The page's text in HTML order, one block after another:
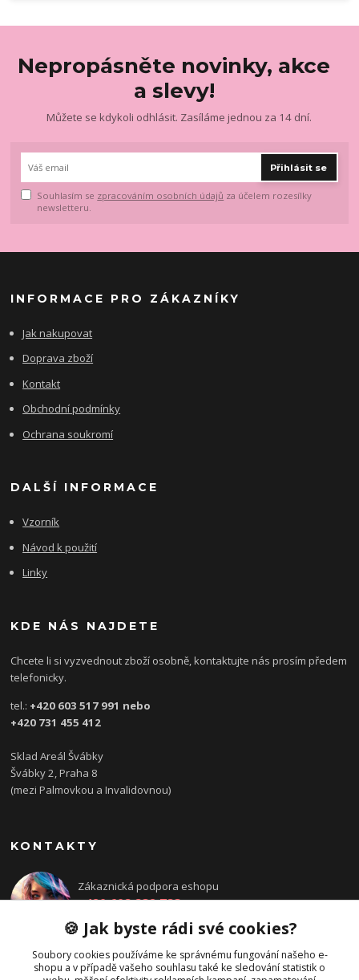
Nepropásněte novinky, akce
a slevy!
Můžete se kdykoli odhlásit. Zasíláme jednou za 14 dní.
Přihlásit se
Souhlasím se zpracováním osobních údajů za účelem rozesílky
newsletteru.
INFORMACE PRO ZÁKAZNÍKY
Jak nakupovat
Doprava zboží
Kontakt
Obchodní podmínky
Ochrana soukromí
DALŠÍ INFORMACE
Vzorník
Návod k použití
Linky
KDE NÁS NAJDETE
Chcete li si vyzvednout zboží osobně, kontaktujte nás prosím předem
telefonicky.
tel.: +420 603 517 991 nebo
+420 731 455 412
Sklad Areál Švábky
Švábky 2, Praha 8
(mezi Palmovkou a Invalidovnou)
KONTAKTY
Zákaznická podpora eshopu
+420 608 832 783
objednavka@directions.cz
🍪 Jak byste rádi své cookies?
Soubory cookies používáme ke správnému fungování našeho e-
shopu a v případě vašeho souhlasu také ke sledování statistik o